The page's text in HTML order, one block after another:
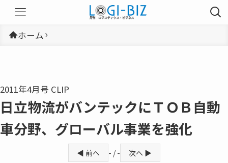
ホーム
2011年4月号 CLIP
日立物流がバンテックにＴＯＢ自動
車分野、グローバル事業を強化
◀ 前へ - / - 次へ ▶